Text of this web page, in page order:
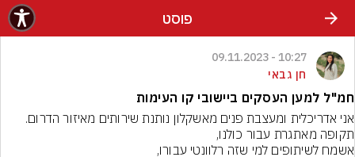
פוסט
10:27 - 09.11.2023
חן גבאי
חמ"ל למען העסקים ביישובי קו העימות